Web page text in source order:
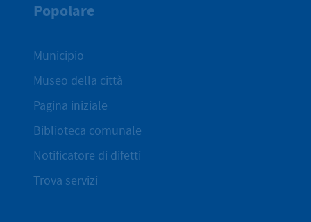
Popolare
Municipio
Museo della città
Pagina iniziale
Biblioteca comunale
Notificatore di difetti
Trova servizi